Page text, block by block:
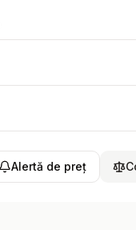
Alertă de preț